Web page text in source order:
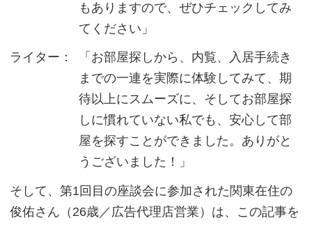
もありますので、ぜひチェックしてみ
てください」
ライター：
「お部屋探しから、内覧、入居手続き
までの一連を実際に体験してみて、期
待以上にスムーズに、そしてお部屋探
しに慣れていない私でも、安心して部
屋を探すことができました。ありがと
うございました！」
そして、第1回目の座談会に参加された関東在住の
俊佑さん（26歳／広告代理店営業）は、この記事を